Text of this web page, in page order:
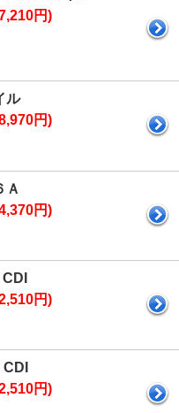
円)
ル
円)
Ａ
円)
円)
円)